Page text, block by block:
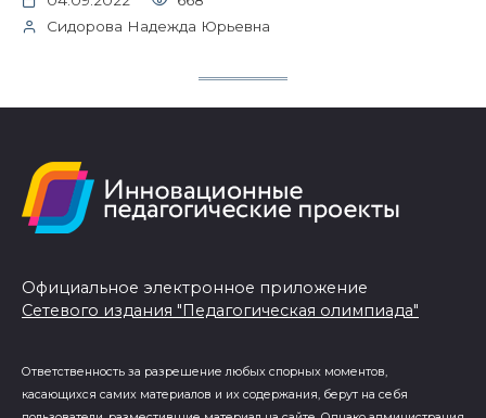
Сидорова Надежда Юрьевна
Официальное электронное приложение
Сетевого издания "Педагогическая олимпиада"
Ответственность за разрешение любых спорных моментов,
касающихся самих материалов и их содержания, берут на себя